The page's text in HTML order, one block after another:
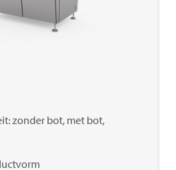
zonder bot, met bot,